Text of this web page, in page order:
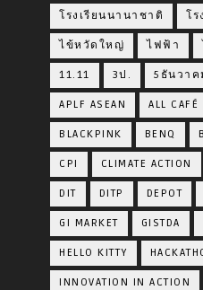
โรงเรียนนานาชาติ โร
ไข้หวัดใหญ่ ไฟฟ้า
11.11 3ป. 5ธันวาค
APLF ASEAN ALL CAFÉ
BLACKPINK BENQ
CPI CLIMATE ACTION
DIT DITP DEPOT
GI MARKET GISTDA
HELLO KITTY
INNOVATION IN ACTION